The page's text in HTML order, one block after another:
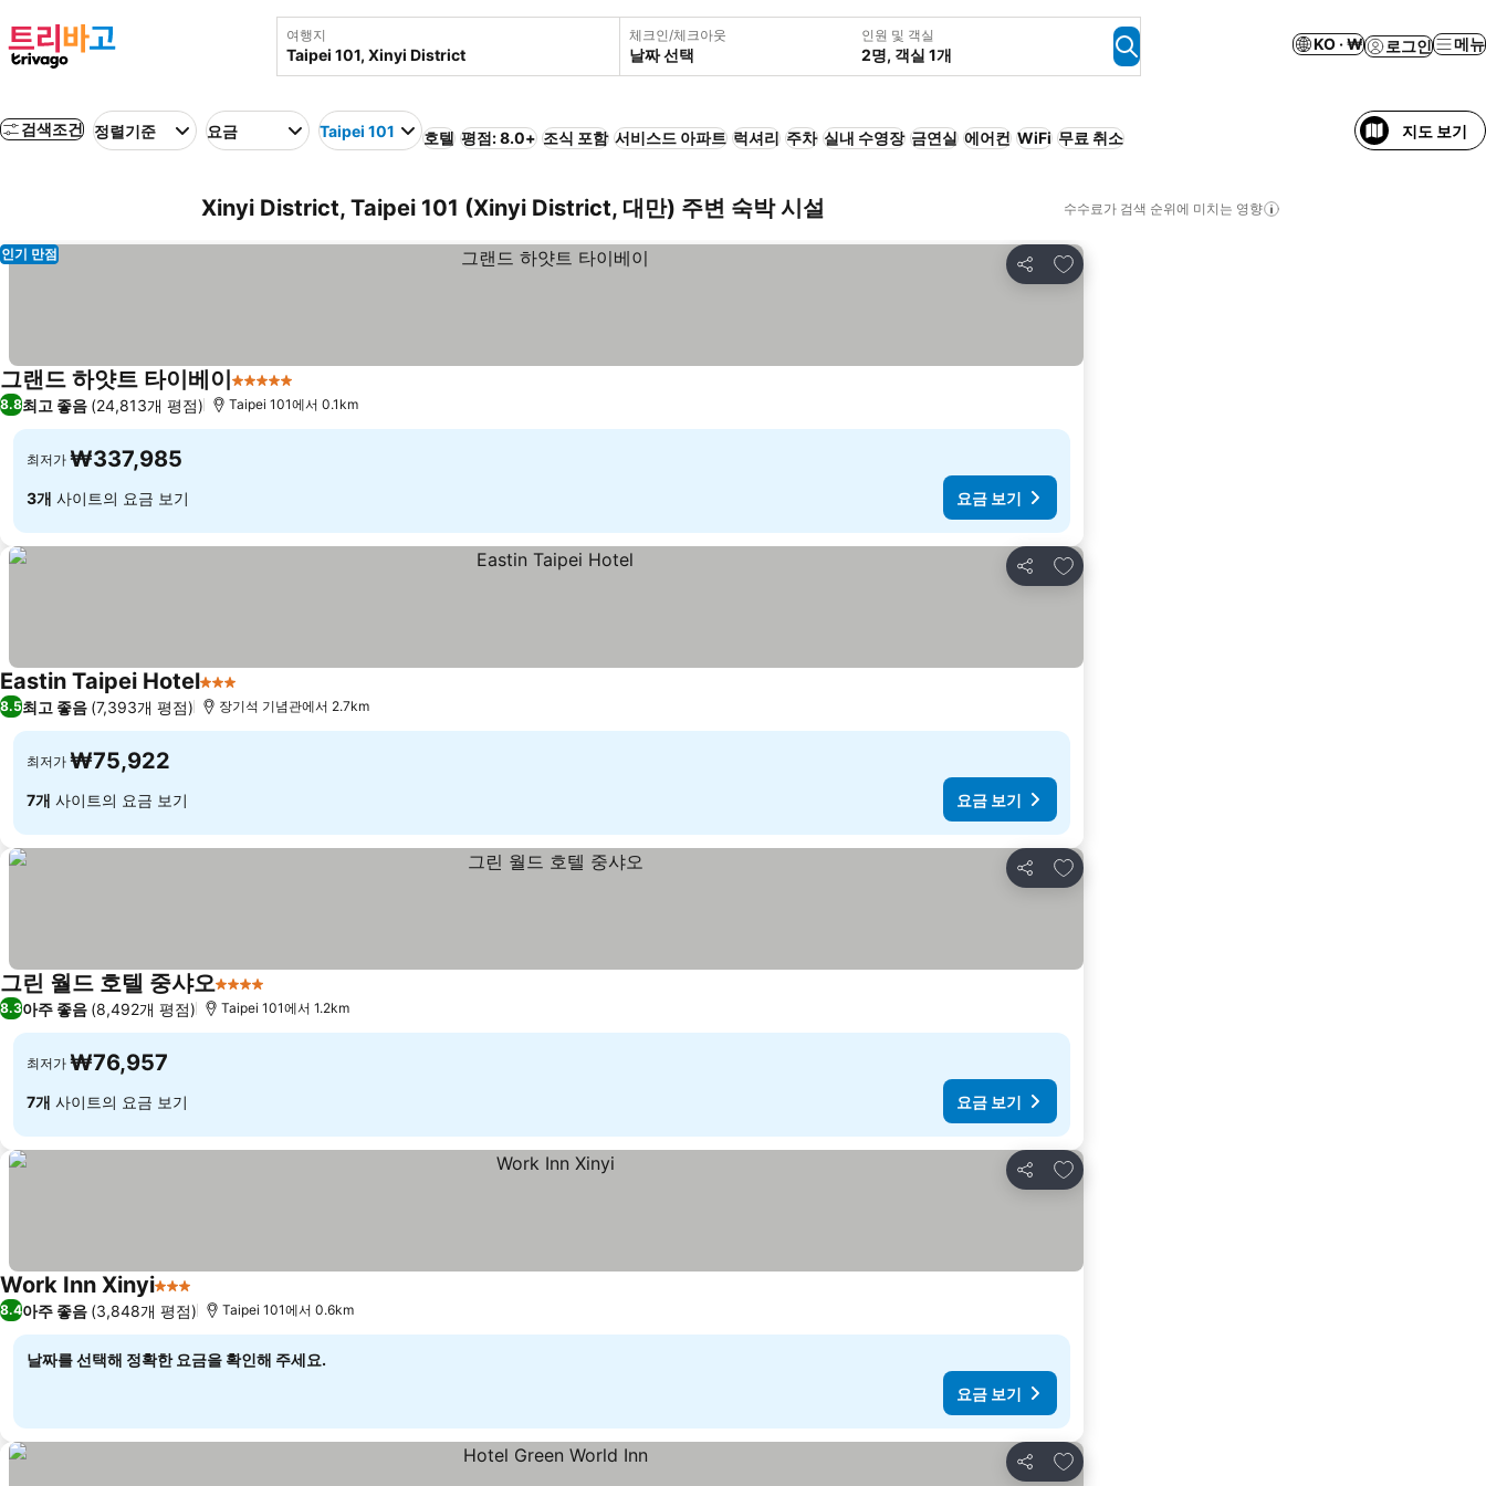
여행지 체크인/체크아웃
날짜 선택
인원 및 객실
2명, 객실 1개
KO · ₩ 로그인 메뉴
검색조건 정렬기준 요금 Taipei 101 호텔 평점: 8.0+ 조식 포함 서비스드 아파트 럭셔리 주차 실내 수영장 금연실 에어컨 WiFi 무료 취소 지도 보기
Xinyi District, Taipei 101 (Xinyi District, 대만) 주변 숙박 시설 수수료가 검색 순위에 미치는 영향
공유
즐겨찾기에 추가
인기 만점
그랜드 하얏트 타이베이5 성급
8.8최고 좋음 (24,813개 평점) Taipei 101에서 0.1km
최저가 ₩337,985
3개 사이트의 요금 보기 요금 보기
공유
즐겨찾기에 추가
Eastin Taipei Hotel3 성급
8.5최고 좋음 (7,393개 평점) 장기석 기념관에서 2.7km
최저가 ₩75,922
7개 사이트의 요금 보기 요금 보기
공유
즐겨찾기에 추가
그린 월드 호텔 중샤오4 성급
8.3아주 좋음 (8,492개 평점) Taipei 101에서 1.2km
최저가 ₩76,957
7개 사이트의 요금 보기 요금 보기
공유
즐겨찾기에 추가
Work Inn Xinyi3 성급 요금 보기
8.4아주 좋음 (3,848개 평점) Taipei 101에서 0.6km
날짜를 선택해 정확한 요금을 확인해 주세요.
요금 보기
공유
즐겨찾기에 추가